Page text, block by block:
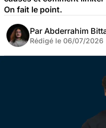
On fait le point.
Par Abderrahim
Rédigé le 06/07/2026